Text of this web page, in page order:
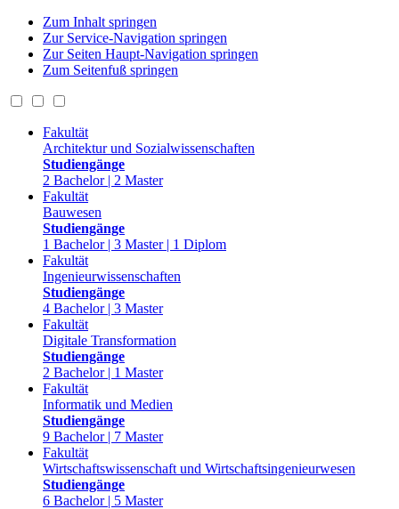
Zum Inhalt springen
Zur Service-Navigation springen
Zur Seiten Haupt-Navigation springen
Zum Seitenfuß springen
Fakultät
Architektur und Sozialwissenschaften
Studiengänge
2 Bachelor | 2 Master
Fakultät
Bauwesen
Studiengänge
1 Bachelor | 3 Master | 1 Diplom
Fakultät
Ingenieurwissenschaften
Studiengänge
4 Bachelor | 3 Master
Fakultät
Digitale Transformation
Studiengänge
2 Bachelor | 1 Master
Fakultät
Informatik und Medien
Studiengänge
9 Bachelor | 7 Master
Fakultät
Wirtschaftswissenschaft und Wirtschaftsingenieurwesen
Studiengänge
6 Bachelor | 5 Master